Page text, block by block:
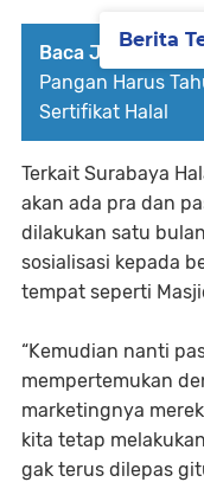
Baca Juga :
Pangan Harus
Sertifikat Halal
Terkait Surabaya
akan ada pra dan
dilakukan satu
sosialisasi kepada
tempat seperti
“Kemudian nanti
mempertemukan
marketingnya
kita tetap
gak terus dilepas
Berita